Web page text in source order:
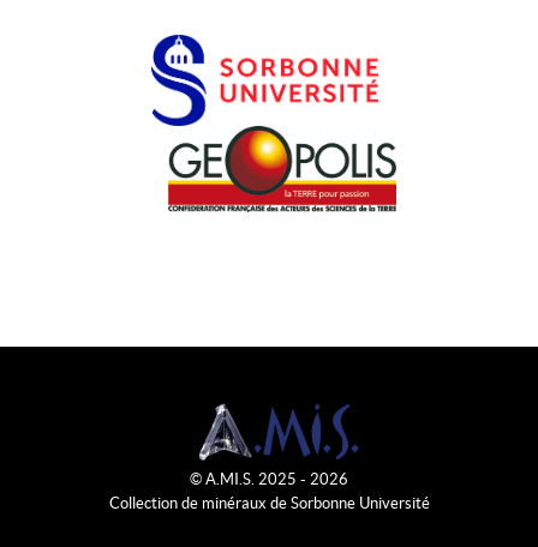
© A.MI.S. 2025 - 2026
Collection de minéraux de Sorbonne Université